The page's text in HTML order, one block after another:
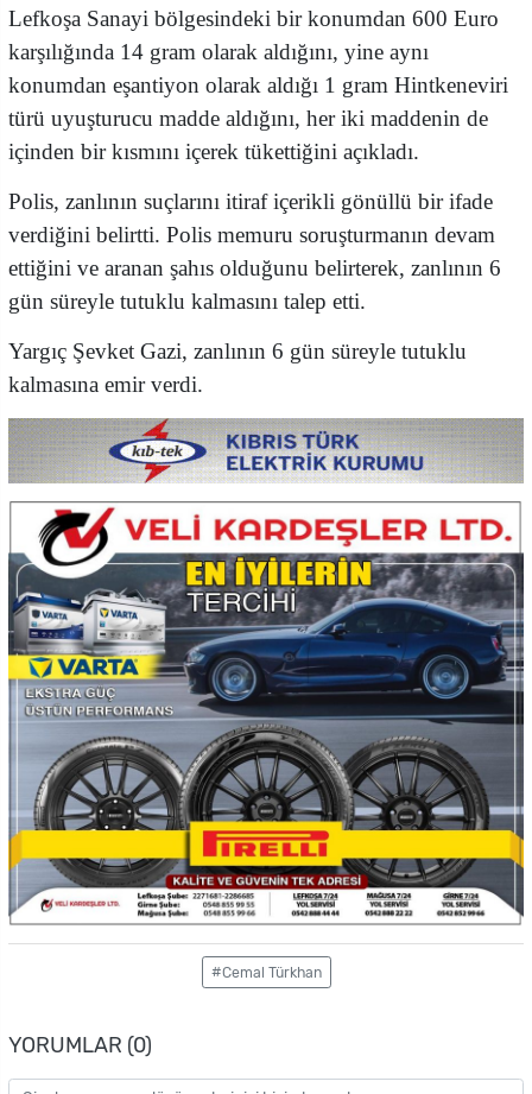
Lefkoşa Sanayi bölgesindeki bir konumdan 600 Euro
karşılığında 14 gram olarak aldığını, yine aynı
konumdan eşantiyon olarak aldığı 1 gram Hintkeneviri
türü uyuşturucu madde aldığını, her iki maddenin de
içinden bir kısmını içerek tükettiğini açıkladı.
Polis, zanlının suçlarını itiraf içerikli gönüllü bir ifade
verdiğini belirtti. Polis memuru soruşturmanın devam
ettiğini ve aranan şahıs olduğunu belirterek, zanlının 6
gün süreyle tutuklu kalmasını talep etti.
Yargıç Şevket Gazi, zanlının 6 gün süreyle tutuklu
kalmasına emir verdi.
#Cemal Türkhan
YORUMLAR (0)